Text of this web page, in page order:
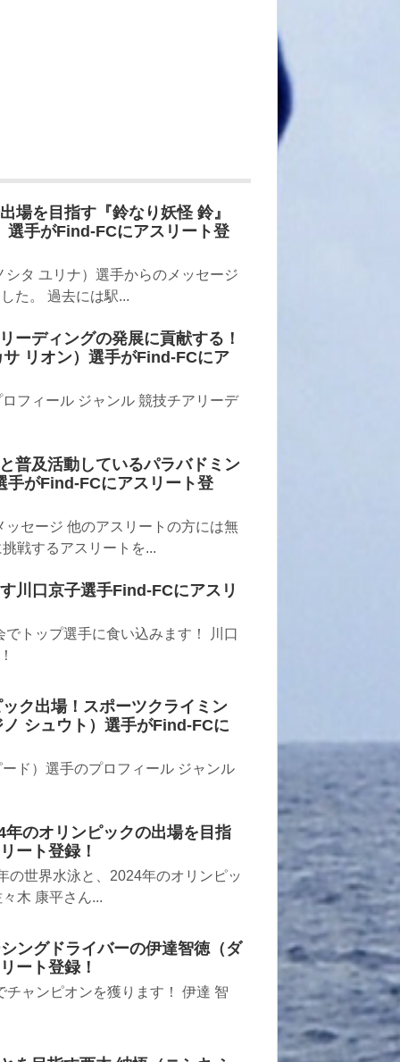
場を目指す『鈴なり妖怪 鈴』
選手がFind-FCにアスリート登
タ ユリナ）選手からのメッセージ
た。 過去には駅...
ーディングの発展に貢献する！
リオン）選手がFind-FCにア
フィール ジャンル 競技チアリーデ
普及活動しているパラバドミン
手がFind-FCにアスリート登
セージ 他のアスリートの方には無
戦するアスリートを...
川口京子選手Find-FCにアスリ
トップ選手に食い込みます！ 川口
ク出場！スポーツクライミン
シュウト）選手がFind-FCに
ド）選手のプロフィール ジャンル
のオリンピックの出場を目指
ート登録！
の世界水泳と、2024年のオリンピッ
木 康平さん...
ングドライバーの伊達智徳（ダ
ート登録！
ャンピオンを獲ります！ 伊達 智